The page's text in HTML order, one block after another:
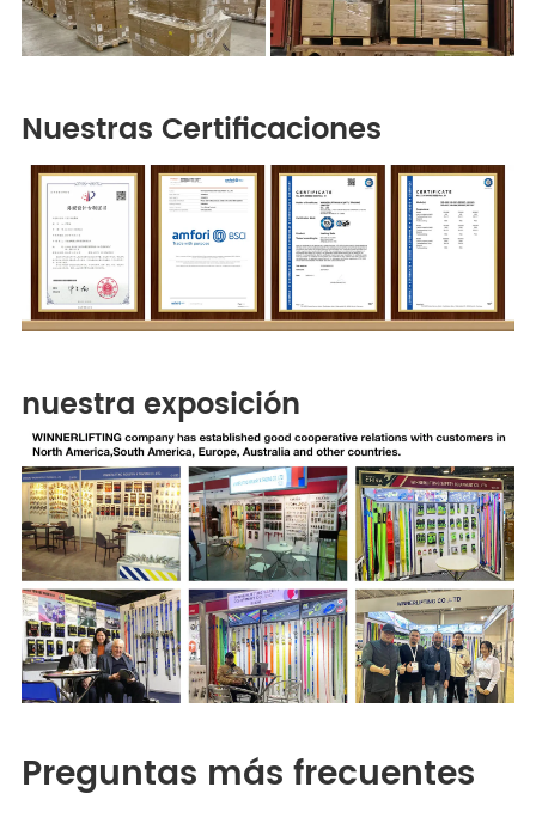
Nuestras Certificaciones
nuestra exposición
Preguntas más frecuentes